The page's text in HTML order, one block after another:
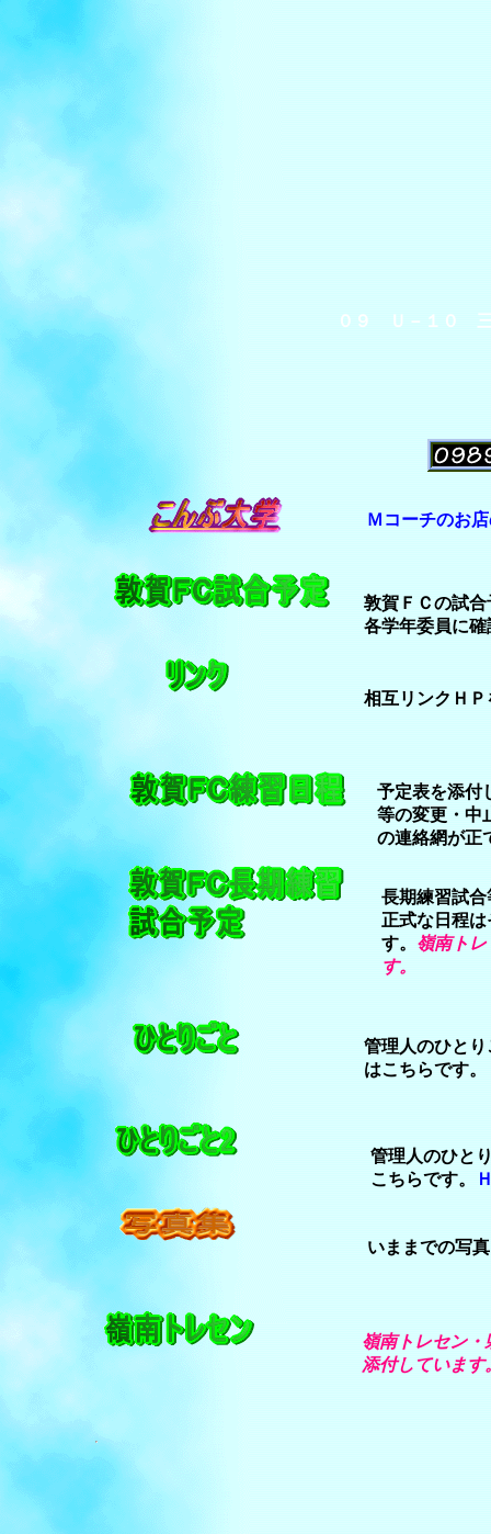
敦賀ＦＣの試
各学年委員に
相互リンクＨＰ
予定表を添付
等の変更・中
の連絡網が正
嶺南トレセン・
添付しています
管理人のひと
はこちらです。
長期練習試
正式な日程
す。 嶺南ト
す。
Ｍコーチのお
いままでの写
管理人のひと
こちらです。
０９ Ｕ－１０ 三